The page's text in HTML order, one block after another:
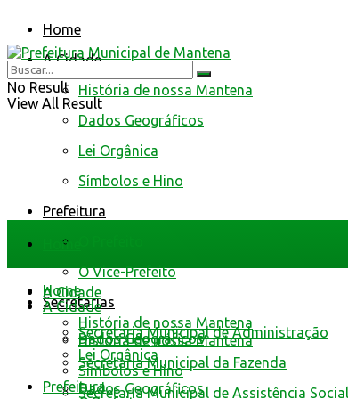
Home
A Cidade
História de nossa Mantena
Dados Geográficos
Lei Orgânica
Símbolos e Hino
Prefeitura
O Vice-Prefeito
Secretarias
Secretaria Municipal de Administração
Secretaria Municipal da Fazenda
Secretaria Municipal de Assistência
No Result
View All Result
Home
A Cidade
História de nossa Mantena
Dados Geográficos
Home
A Cidade
História de nossa Mantena
Dados Geográficos
Lei Orgânica
Símbolos e Hino
Prefeitura